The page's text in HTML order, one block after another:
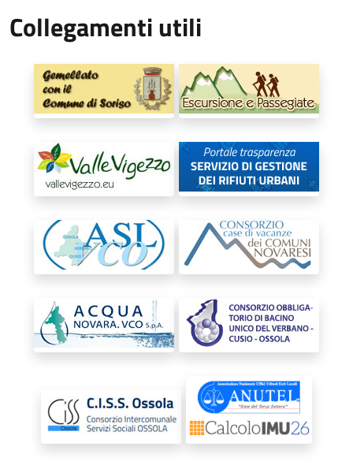
Collegamenti utili